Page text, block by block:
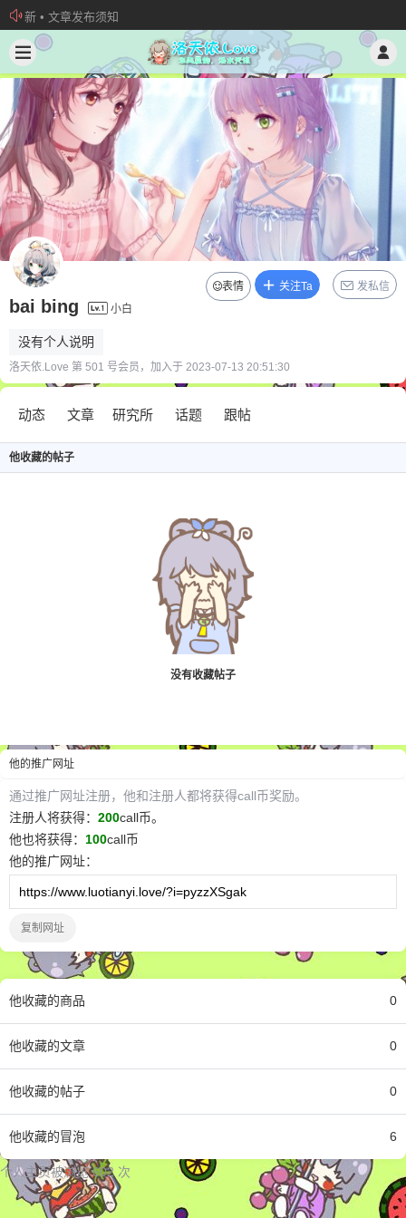
新 • 文章发布须知
欢迎加入“VOCALOID洛天依“QQ群！
加入本站管理团队
bai bing 小白
没有个人说明
洛天依.Love 第 501 号会员，加入于 2023-07-13 20:51:30
表情 关注Ta 发私信
动态 文章 研究所 话题 跟帖
他收藏的帖子
没有收藏帖子
他的推广网址
通过推广网址注册， 他和注册人都将获得call币奖励。
注册人将获得： 200call币。
他也将获得： 100call币
他的推广网址：
复制网址
他收藏的商品 0
他收藏的文章 0
他收藏的帖子 0
他收藏的冒泡 6
个人主页被浏览 602 次
您没有权限发布内容，请购买会员或者提升权
忘记密码？